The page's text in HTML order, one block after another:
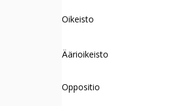
Oikeisto
Äärioikeisto
Oppositio